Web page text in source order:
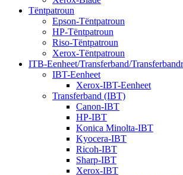
Tëntpatroun
Epson-Tëntpatroun
HP-Tëntpatroun
Riso-Tëntpatroun
Xerox-Tëntpatroun
ITB-Eenheet/Transferband/
IBT-Eenheet
Xerox-IBT-Eenheet
Transferband (IBT)
Canon-IBT
HP-IBT
Konica Minolta-IBT
Kyocera-IBT
Ricoh-IBT
Sharp-IBT
Xerox-IBT